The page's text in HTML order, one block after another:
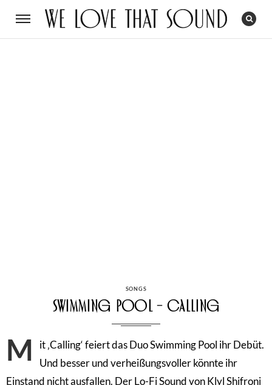
CATEGORIES
SONGS
Swimming Pool – Calling
M
it ‚Calling‘ feiert das Duo Swimming Pool ihr Debüt.
Und besser und verheißungsvoller könnte ihr
Einstand nicht ausfallen. Der Lo-Fi Sound von Klyl Shifroni